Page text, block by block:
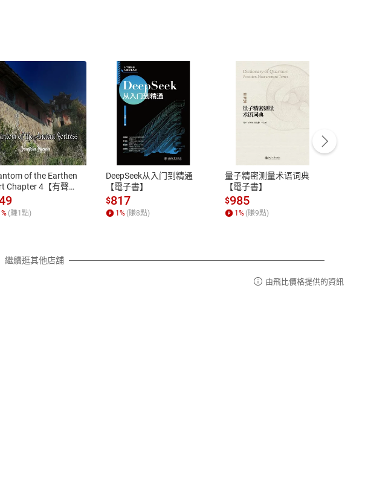
貨規範
消費者保護法七日猶豫期
費者保護法及通訊交易解
情事適用準則，依商品性
定。詳細退換貨說明請參
。
客服資訊
服務時間：週一到週五 10:00-12:00、
13:00-17:00 (國定假日及例假日休息)
客服電話：0080-1857077
of the Earthen
Chapter 4【有聲
% (賺1 點)
DeepSeek从入门到精通
【電子書】
$817
1% (賺8點)
量子精密测量术语词典
【電子書】
$985
1% (賺9點)
繼續逛其他店舖
由飛比價格提供的資訊